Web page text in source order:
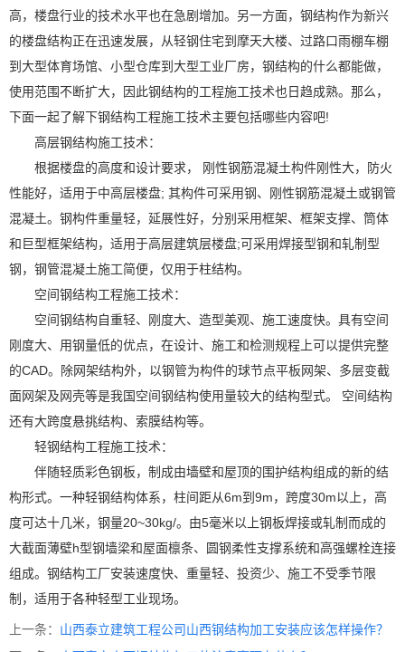
高，楼盘行业的技术水平也在急剧增加。另一方面，钢结构作为新兴
的楼盘结构正在迅速发展，从轻钢住宅到摩天大楼、过路口雨棚车棚
到大型体育场馆、小型仓库到大型工业厂房，钢结构的什么都能做，
使用范围不断扩大，因此钢结构的工程施工技术也日趋成熟。那么，
下面一起了解下钢结构工程施工技术主要包括哪些内容吧!
高层钢结构施工技术：
根据楼盘的高度和设计要求， 刚性钢筋混凝土构件刚性大，防火
性能好，适用于中高层楼盘; 其构件可采用钢、刚性钢筋混凝土或钢管
混凝土。钢构件重量轻，延展性好，分别采用框架、框架支撑、筒体
和巨型框架结构，适用于高层建筑层楼盘;可采用焊接型钢和轧制型
钢，钢管混凝土施工简便，仅用于柱结构。
空间钢结构工程施工技术：
空间钢结构自重轻、刚度大、造型美观、施工速度快。具有空间
刚度大、用钢量低的优点，在设计、施工和检测规程上可以提供完整
的CAD。除网架结构外，以钢管为构件的球节点平板网架、多层变截
面网架及网壳等是我国空间钢结构使用量较大的结构型式。 空间结构
还有大跨度悬挑结构、索膜结构等。
轻钢结构工程施工技术：
伴随轻质彩色钢板，制成由墙壁和屋顶的围护结构组成的新的结
构形式。一种轻钢结构体系，柱间距从6m到9m，跨度30m以上，高
度可达十几米，钢量20~30kg/。由5毫米以上钢板焊接或轧制而成的
大截面薄壁h型钢墙梁和屋面檩条、圆钢柔性支撑系统和高强螺栓连接
组成。钢结构工厂安装速度快、重量轻、投资少、施工不受季节限
制，适用于各种轻型工业现场。
上一条： 山西泰立建筑工程公司山西钢结构加工安装应该怎样操作？